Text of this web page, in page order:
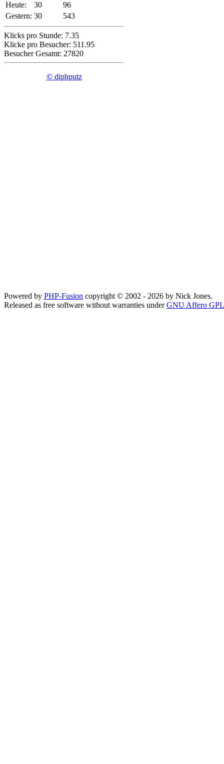
Heute:
30
96
Gestern: 30 543
Klicks pro Stunde: 7.35
Klicke pro Besucher: 511.95
Besucher Gesamt: 27820
© diphputz
Powered by PHP-Fusion copyright © 2002 - 2026 by Nick Jones.
Released as free software without warranties underGNU Affero GPL